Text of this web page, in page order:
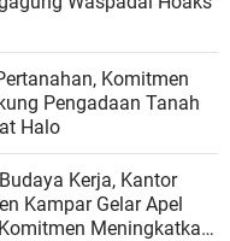
Komitmen
Pengadaan Tanah
Halo
Kerja, Kantor
Kampar Gelar Apel
Meningkatkan